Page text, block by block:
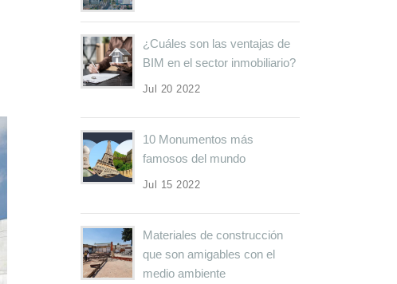
¿Cuáles son las ventajas de
BIM en el sector inmobiliario?
Jul 20 2022
10 Monumentos más
famosos del mundo
Jul 15 2022
Materiales de construcción
que son amigables con el
medio ambiente